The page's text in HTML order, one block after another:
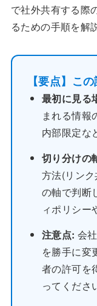
で社外共有する際
るための手順を解
【要点】こ
最初に見る
まれる情報
内部限定な
切り分けの
方法(リン
の軸で判断
ィポリシー
注意点: 会
を勝手に変
者の許可を
ってくださ